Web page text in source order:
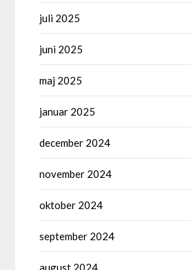
juli 2025
juni 2025
maj 2025
januar 2025
december 2024
november 2024
oktober 2024
september 2024